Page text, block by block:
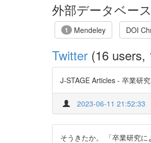
外部データベー
1 Mendeley DOI
Twitter (16 users,
J-STAGE Articles - 卒業研
2023-06-11 21:52:33
そうきたか。 「卒業研究